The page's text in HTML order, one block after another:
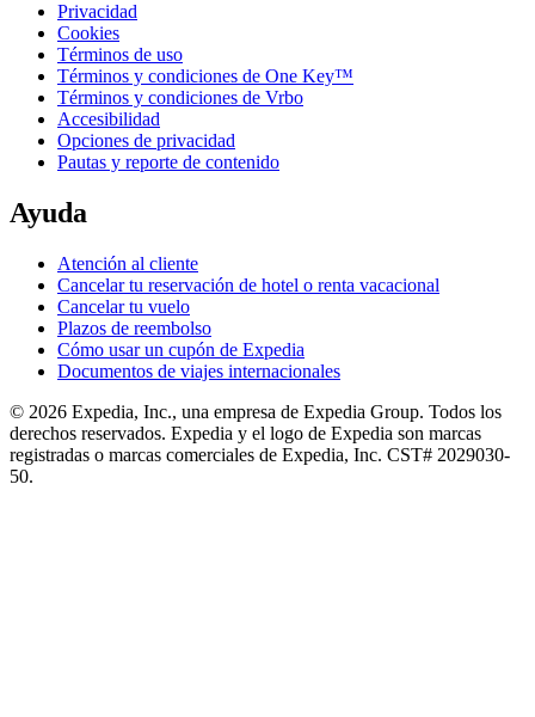
Privacidad
Cookies
Términos de uso
Términos y condiciones de One Key™
Términos y condiciones de Vrbo
Accesibilidad
Opciones de privacidad
Pautas y reporte de contenido
Ayuda
Atención al cliente
Cancelar tu reservación de hotel o renta vacacional
Cancelar tu vuelo
Plazos de reembolso
Cómo usar un cupón de Expedia
Documentos de viajes internacionales
© 2026 Expedia, Inc., una empresa de Expedia Group. Todos los
derechos reservados. Expedia y el logo de Expedia son marcas
registradas o marcas comerciales de Expedia, Inc. CST# 2029030-
50.